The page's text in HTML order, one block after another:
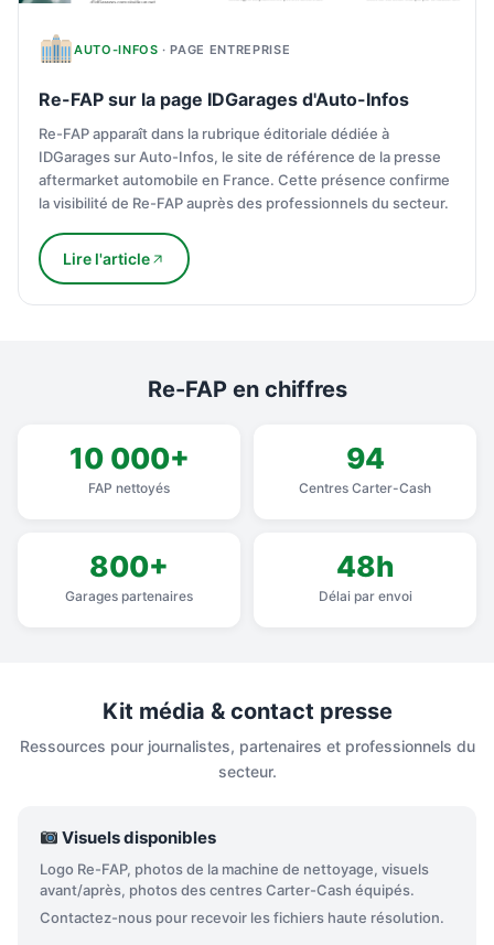
AUTO-INFOS · PAGE ENTREPRISE
Re-FAP sur la page IDGarages d'Auto-Infos
Re-FAP apparaît dans la rubrique éditoriale dédiée à
IDGarages sur Auto-Infos, le site de référence de la presse
aftermarket automobile en France. Cette présence confirme
la visibilité de Re-FAP auprès des professionnels du secteur.
Lire l'article
Re-FAP en chiffres
10 000+
FAP nettoyés
94
Centres Carter-Cash
800+
Garages partenaires
48h
Délai par envoi
Kit média & contact presse
Ressources pour journalistes, partenaires et professionnels du
secteur.
Visuels disponibles
Logo Re-FAP, photos de la machine de nettoyage, visuels
avant/après, photos des centres Carter-Cash équipés.
Contactez-nous pour recevoir les fichiers haute résolution.